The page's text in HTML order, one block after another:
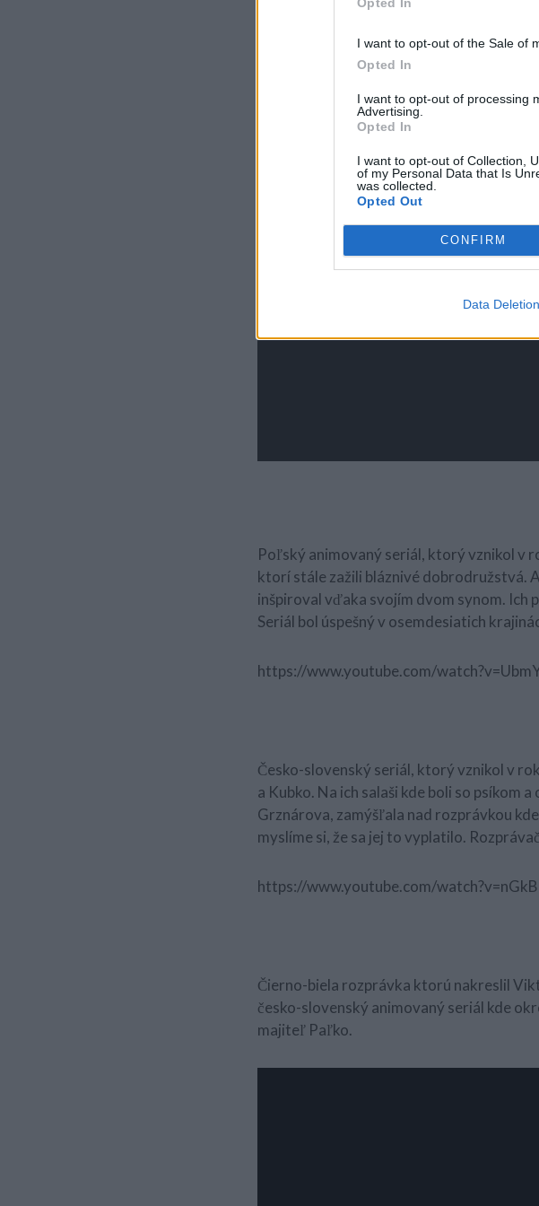
I want to opt-out of the Sale of
Opted In
I want to opt-out of processing
Advertising.
Opted In
I want to opt-out of Collection,
of my Personal Data that Is
was collected.
Opted Out
CONFIRM
Data Deletion
Poľský animovaný seriál, ktorý vznikol v
ktorí stále zažili bláznivé dobrodružstvá.
inšpiroval vďaka svojím dvom synom. Ich
Seriál bol úspešný v osemdesiatich
https://www.youtube.com/
Česko-slovenský seriál, ktorý vznikol v
a Kubko. Na ich salaši kde boli so psíkom
Grznárova, zamýšľala nad rozprávkou
myslíme si, že sa jej to vyplatilo.
https://www.youtube.com/
Čierno-biela rozprávka ktorú nakreslil
česko-slovenský animovaný seriál kde
majiteľ Paľko.